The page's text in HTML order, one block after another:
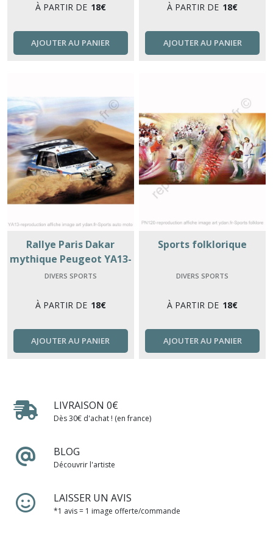
À PARTIR DE 18€
AJOUTER AU PANIER
À PARTIR DE 18€
AJOUTER AU PANIER
Rallye Paris Dakar
mythique Peugeot YA13-
reproduction affiche
DIVERS SPORTS
À PARTIR DE 18€
AJOUTER AU PANIER
Sports folklorique
DIVERS SPORTS
À PARTIR DE 18€
AJOUTER AU PANIER
LIVRAISON 0€
Dès 30€ d'achat ! (en france)
BLOG
Découvrir l'artiste
LAISSER UN AVIS
*1 avis = 1 image offerte/commande